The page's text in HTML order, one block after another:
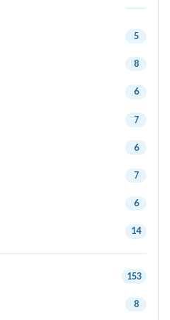
5
8
6
7
6
7
6
14
153
8